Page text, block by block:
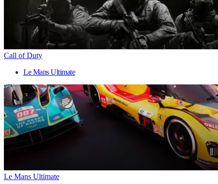
Call of Duty
Le Mans Ultimate
Le Mans Ultimate